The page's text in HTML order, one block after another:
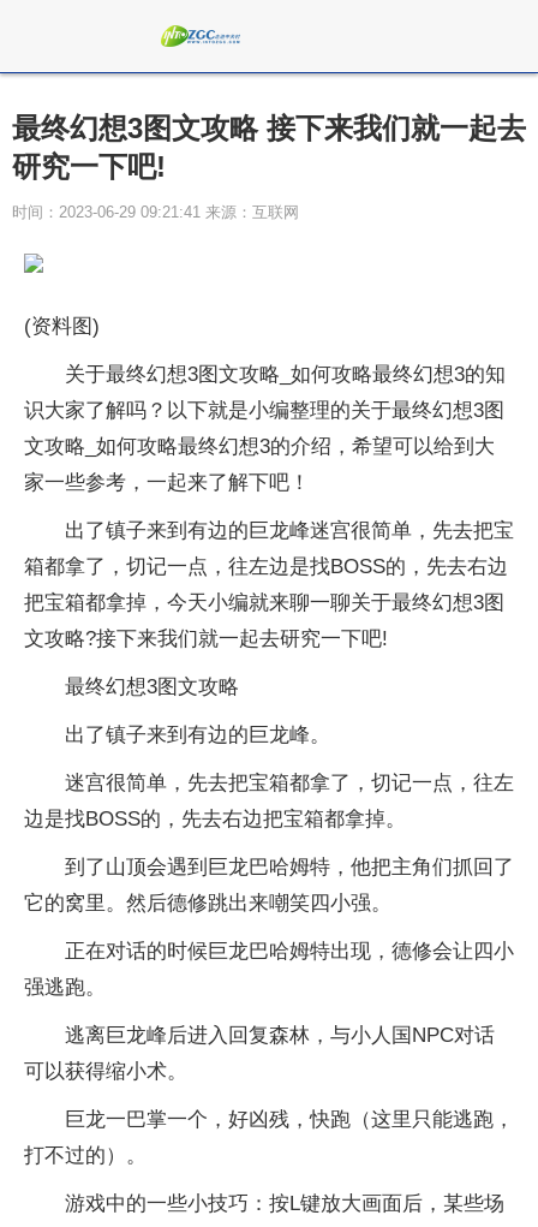
最终幻想3图文攻略 接下来我们就一起去
研究一下吧!
时间：2023-06-29 09:21:41 来源：互联网
(资料图)
关于最终幻想3图文攻略_如何攻略最终幻想3的知
识大家了解吗？以下就是小编整理的关于最终幻想3图
文攻略_如何攻略最终幻想3的介绍，希望可以给到大
家一些参考，一起来了解下吧！
出了镇子来到有边的巨龙峰迷宫很简单，先去把宝
箱都拿了，切记一点，往左边是找BOSS的，先去右边
把宝箱都拿掉，今天小编就来聊一聊关于最终幻想3图
文攻略?接下来我们就一起去研究一下吧!
最终幻想3图文攻略
出了镇子来到有边的巨龙峰。
迷宫很简单，先去把宝箱都拿了，切记一点，往左
边是找BOSS的，先去右边把宝箱都拿掉。
到了山顶会遇到巨龙巴哈姆特，他把主角们抓回了
它的窝里。然后德修跳出来嘲笑四小强。
正在对话的时候巨龙巴哈姆特出现，德修会让四小
强逃跑。
逃离巨龙峰后进入回复森林，与小人国NPC对话
可以获得缩小术。
巨龙一巴掌一个，好凶残，快跑（这里只能逃跑，
打不过的）。
游戏中的一些小技巧：按L键放大画面后，某些场